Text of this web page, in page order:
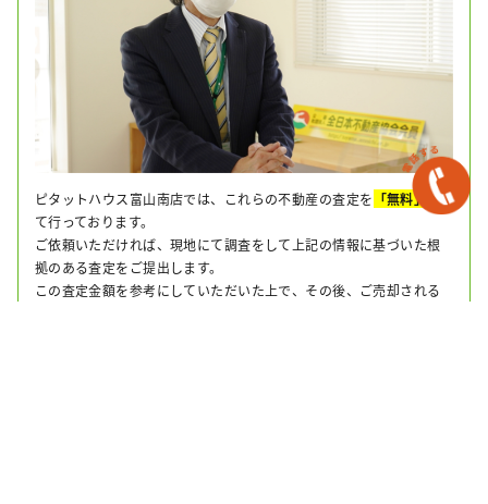
ピタットハウス富山南店では、これらの不動産の査定を 「無料」
に
て行っております。
ご依頼いただければ、現地にて調査をして上記の情報に基づいた根
拠のある査定をご提出します。
この査定金額を参考にしていただいた上で、その後、ご売却される